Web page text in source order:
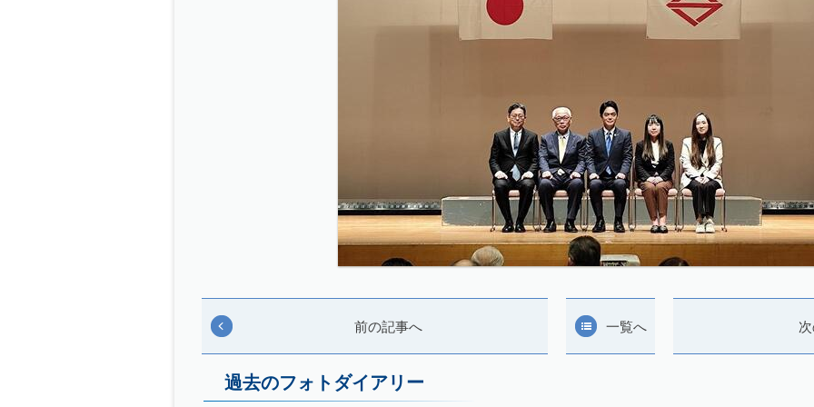
前の記事へ 一覧へ
過去のフォトダイアリー